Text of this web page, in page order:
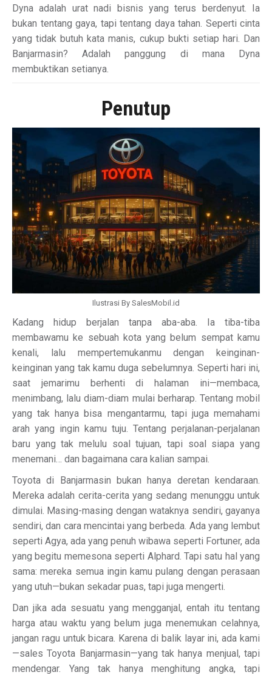
Dyna adalah urat nadi bisnis yang terus berdenyut. Ia
bukan tentang gaya, tapi tentang daya tahan. Seperti cinta
yang tidak butuh kata manis, cukup bukti setiap hari. Dan
Banjarmasin? Adalah panggung di mana Dyna
membuktikan setianya.
Penutup
Ilustrasi By SalesMobil.id
Kadang hidup berjalan tanpa aba-aba. Ia tiba-tiba
membawamu ke sebuah kota yang belum sempat kamu
kenali, lalu mempertemukanmu dengan keinginan-
keinginan yang tak kamu duga sebelumnya. Seperti hari ini,
saat jemarimu berhenti di halaman ini—membaca,
menimbang, lalu diam-diam mulai berharap. Tentang mobil
yang tak hanya bisa mengantarmu, tapi juga memahami
arah yang ingin kamu tuju. Tentang perjalanan-perjalanan
baru yang tak melulu soal tujuan, tapi soal siapa yang
menemani… dan bagaimana cara kalian sampai.
Toyota di Banjarmasin bukan hanya deretan kendaraan.
Mereka adalah cerita-cerita yang sedang menunggu untuk
dimulai. Masing-masing dengan wataknya sendiri, gayanya
sendiri, dan cara mencintai yang berbeda. Ada yang lembut
seperti Agya, ada yang penuh wibawa seperti Fortuner, ada
yang begitu memesona seperti Alphard. Tapi satu hal yang
sama: mereka semua ingin kamu pulang dengan perasaan
yang utuh—bukan sekadar puas, tapi juga mengerti.
Dan jika ada sesuatu yang mengganjal, entah itu tentang
harga atau waktu yang belum juga menemukan celahnya,
jangan ragu untuk bicara. Karena di balik layar ini, ada kami
—sales Toyota Banjarmasin—yang tak hanya menjual, tapi
mendengar. Yang tak hanya menghitung angka, tapi